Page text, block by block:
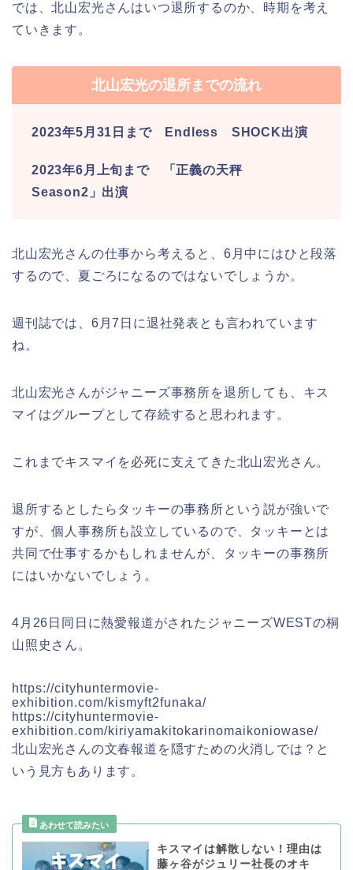
では、北山宏光さんはいつ退所するのか、時期を考え
ていきます。
北山宏光の退所までの流れ
2023年5月31日まで Endless SHOCK出演
2023年6月上旬まで 「正義の天秤
Season2」出演
北山宏光さんの仕事から考えると、6月中にはひと段落
するので、夏ごろになるのではないでしょうか。
週刊誌では、6月7日に退社発表とも言われています
ね。
北山宏光さんがジャニーズ事務所を退所しても、キス
マイはグループとして存続すると思われます。
これまでキスマイを必死に支えてきた北山宏光さん。
退所するとしたらタッキーの事務所という説が強いで
すが、個人事務所も設立しているので、タッキーとは
共同で仕事するかもしれませんが、タッキーの事務所
にはいかないでしょう。
4月26日同日に熱愛報道がされたジャニーズWESTの桐
山照史さん。
https://cityhuntermovie-
exhibition.com/kismyft2funaka/
https://cityhuntermovie-
exhibition.com/kiriyamakitokarinomaikoniowase/
北山宏光さんの文春報道を隠すための火消しでは？と
いう見方もあります。
キスマイは解散しない！理由は
藤ヶ谷がジュリー社長のオキ